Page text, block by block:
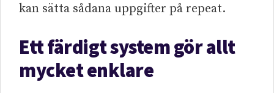
kan sätta sådana uppgifter på repeat.
Ett färdigt system gör allt
mycket enklare